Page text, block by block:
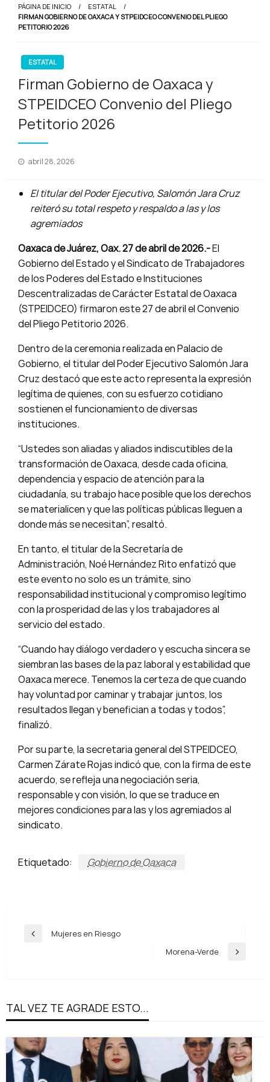
PÁGINA DE INICIO
ESTATAL
FIRMAN GOBIERNO DE OAXACA Y STPEIDCEO CONVENIO DEL PLIEGO
PETITORIO 2026
ESTATAL
Firman Gobierno de Oaxaca y
STPEIDCEO Convenio del Pliego
Petitorio 2026
Publicado
abril 28, 2026
El titular del Poder Ejecutivo, Salomón Jara Cruz
reiteró su total respeto y respaldo a las y los
agremiados
Oaxaca de Juárez, Oax. 27 de abril de 2026.-El
Gobierno del Estado y el Sindicato de Trabajadores
de los Poderes del Estado e Instituciones
Descentralizadas de Carácter Estatal de Oaxaca
(STPEIDCEO) firmaron este 27 de abril el Convenio
del Pliego Petitorio 2026.
Dentro de la ceremonia realizada en Palacio de
Gobierno, el titular del Poder Ejecutivo Salomón Jara
Cruz destacó que este acto representa la expresión
legítima de quienes, con su esfuerzo cotidiano
sostienen el funcionamiento de diversas
instituciones.
“Ustedes son aliadas y aliados indiscutibles de la
transformación de Oaxaca, desde cada oficina,
dependencia y espacio de atención para la
ciudadanía, su trabajo hace posible que los derechos
se materialicen y que las políticas públicas lleguen a
donde más se necesitan”, resaltó.
En tanto, el titular de la Secretaría de
Administración, Noé Hernández Rito enfatizó que
este evento no solo es un trámite, sino
responsabilidad institucional y compromiso legítimo
con la prosperidad de las y los trabajadores al
servicio del estado.
“Cuando hay diálogo verdadero y escucha sincera se
siembran las bases de la paz laboral y estabilidad que
Oaxaca merece. Tenemos la certeza de que cuando
hay voluntad por caminar y trabajar juntos, los
resultados llegan y benefician a todas y todos”,
finalizó.
Por su parte, la secretaria general del STPEIDCEO,
Carmen Zárate Rojas indicó que, con la firma de este
acuerdo, se refleja una negociación seria,
responsable y con visión, lo que se traduce en
mejores condiciones para las y los agremiados al
sindicato.
Etiquetado: Gobierno de Oaxaca
Navegación
EntradaMujeres en Riesgo
Entrada
Morena-Verde
TAL VEZ TE AGRADE ESTO...